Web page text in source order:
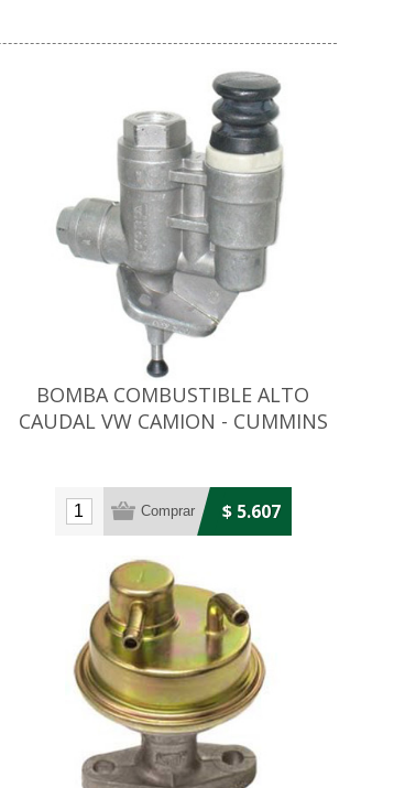
BOMBA COMBUSTIBLE ALTO
CAUDAL VW CAMION - CUMMINS
$ 5.607